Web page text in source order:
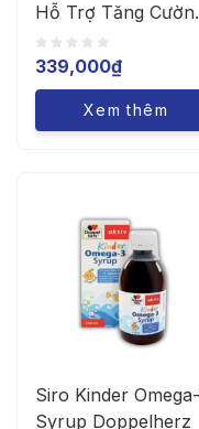
Hỗ Trợ Tăng
Đề Kháng, Miễn
Cho Trẻ (Chai/
339,000₫
Xem thêm
Siro Kinder
Syrup Doppelherz